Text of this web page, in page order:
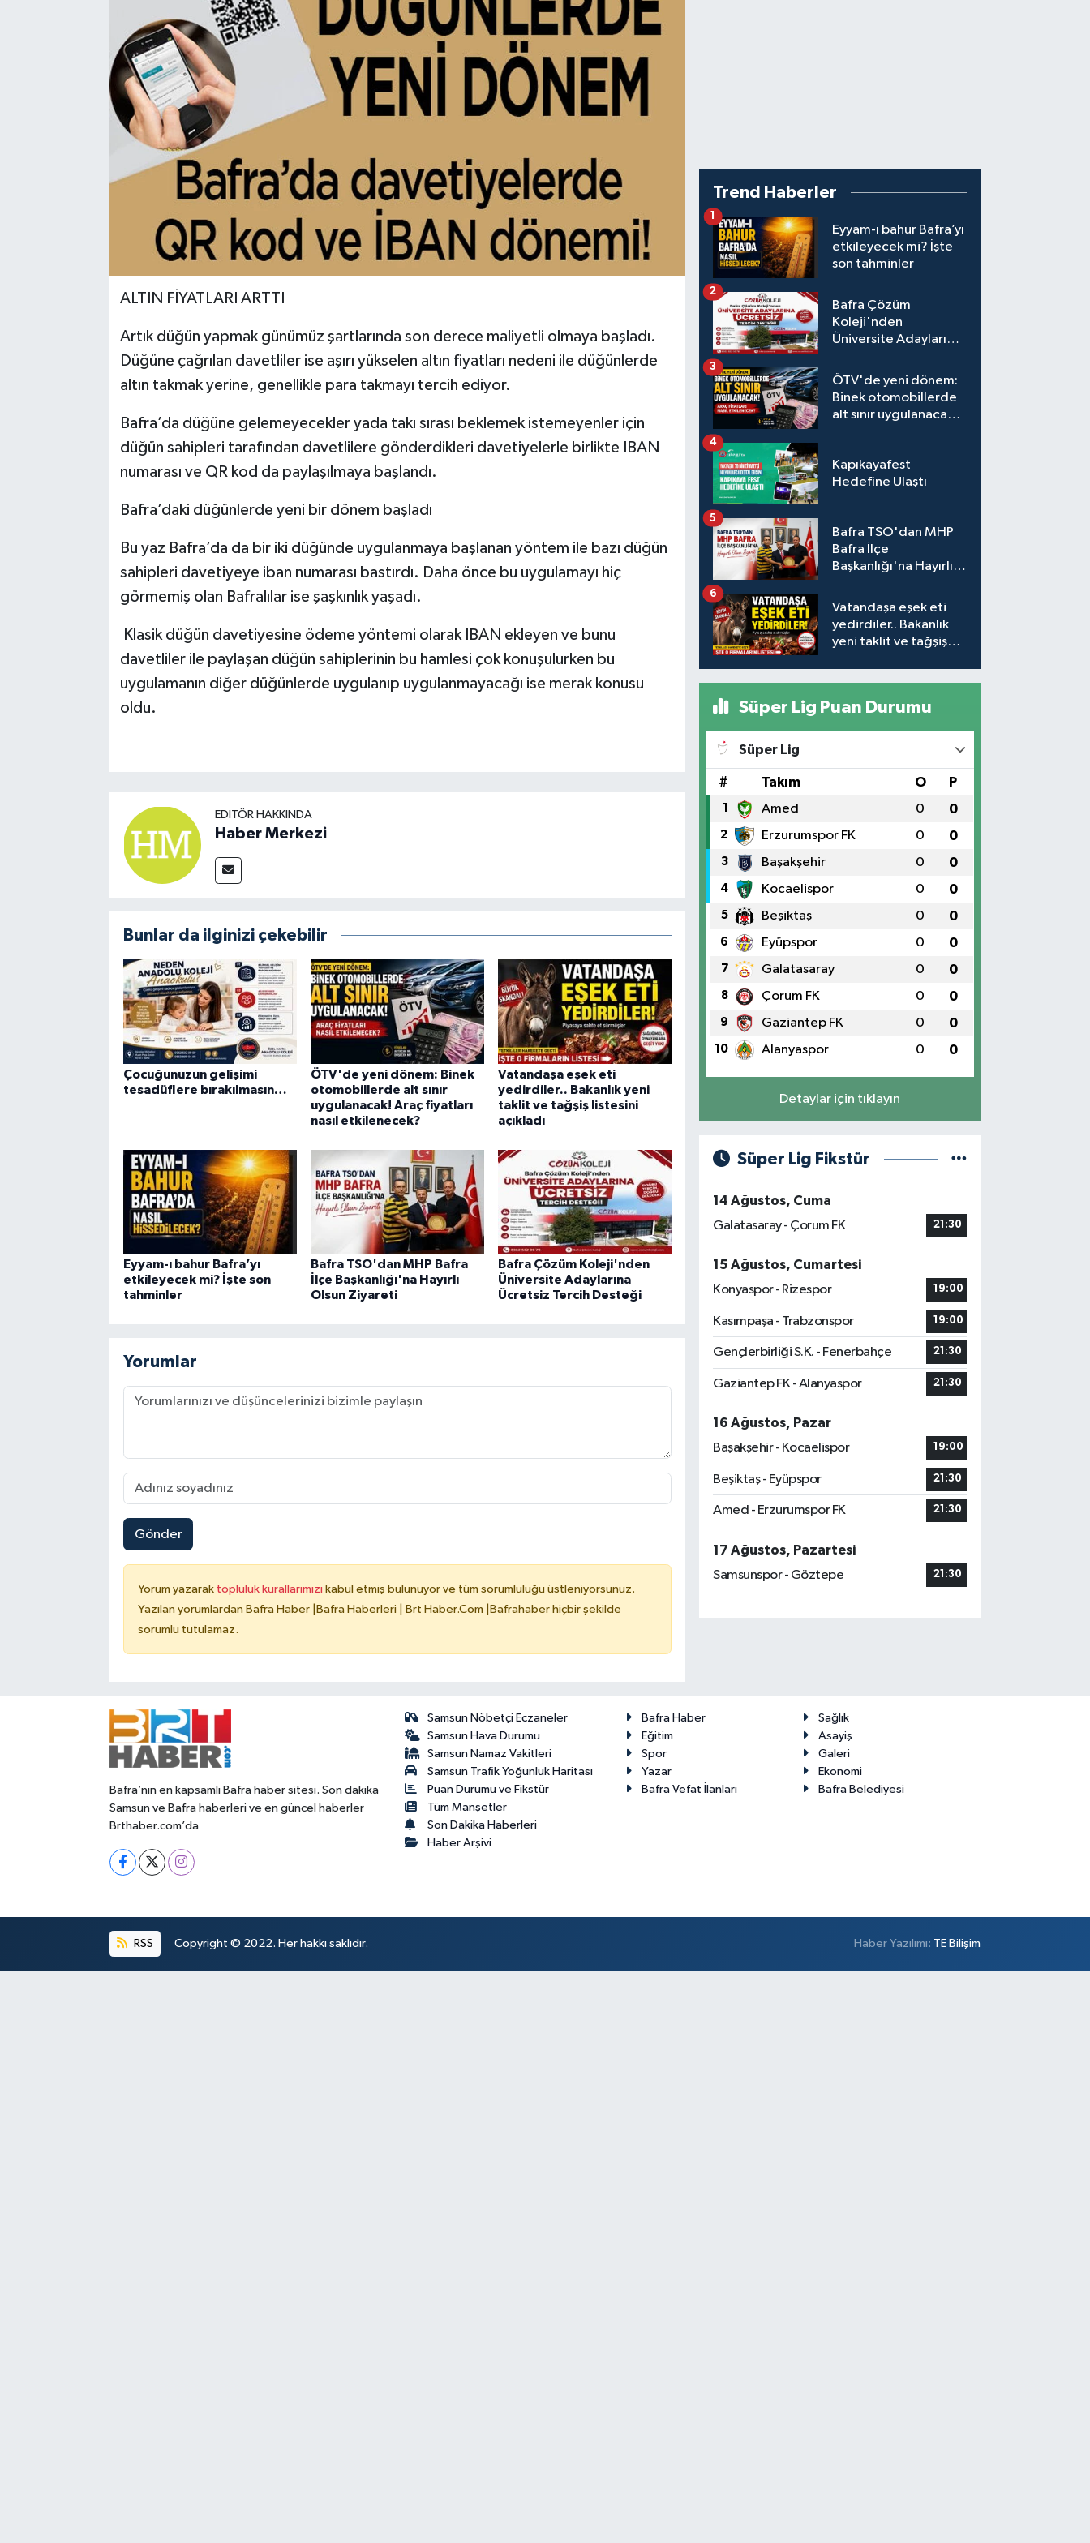
ALTIN FİYATLARI ARTTI
Artık düğün yapmak günümüz şartlarında son derece maliyetli olmaya başladı.
Düğüne çağrılan davetliler ise aşırı yükselen altın fiyatları nedeni ile düğünlerde
altın takmak yerine, genellikle para takmayı tercih ediyor.
Bafra’da düğüne gelemeyecekler yada takı sırası beklemek istemeyenler için
düğün sahipleri tarafından davetlilere gönderdikleri davetiyelerle birlikte IBAN
numarası ve QR kod da paylaşılmaya başlandı.
Bafra’daki düğünlerde yeni bir dönem başladı
Bu yaz Bafra’da da bir iki düğünde uygulanmaya başlanan yöntem ile bazı düğün
sahipleri davetiyeye iban numarası bastırdı. Daha önce bu uygulamayı hiç
görmemiş olan Bafralılar ise şaşkınlık yaşadı.
Klasik düğün davetiyesine ödeme yöntemi olarak IBAN ekleyen ve bunu
davetliler ile paylaşan düğün sahiplerinin bu hamlesi çok konuşulurken bu
uygulamanın diğer düğünlerde uygulanıp uygulanmayacağı ise merak konusu
oldu.
EDITÖR HAKKINDA
Haber Merkezi
Bunlar da ilginizi çekebilir
Çocuğunuzun gelişimi
tesadüflere bırakılmasın…
ÖTV'de yeni dönem: Binek
otomobillerde alt sınır
uygulanacak! Araç fiyatları
nasıl etkilenecek?
Vatandaşa eşek eti
yedirdiler.. Bakanlık yeni
taklit ve tağşiş listesini
açıkladı
Eyyam-ı bahur Bafra’yı
etkileyecek mi? İşte son
tahminler
Bafra TSO'dan MHP Bafra
İlçe Başkanlığı'na Hayırlı
Olsun Ziyareti
Bafra Çözüm Koleji'nden
Üniversite Adaylarına
Ücretsiz Tercih Desteği
Yorumlar
Gönder
Yorum yazarak topluluk kurallarımızı kabul etmiş bulunuyor ve tüm sorumluluğu üstleniyorsunuz.
Yazılan yorumlardan Bafra Haber |Bafra Haberleri | Brt Haber.Com |Bafrahaber hiçbir şekilde
sorumlu tutulamaz.
Trend Haberler
Eyyam-ı bahur Bafra’yı
etkileyecek mi? İşte
son tahminler
1
Bafra Çözüm
Koleji'nden
Üniversite Adaylarına
Desteği
2
ÖTV'de yeni dönem:
Binek otomobillerde
alt sınır uygulanacak!
3
Kapıkayafest
Hedefine Ulaştı
4
Bafra TSO'dan MHP
Bafra İlçe
Başkanlığı'na Hayırlı
5
Vatandaşa eşek eti
yedirdiler.. Bakanlık
yeni taklit ve tağşiş
6
Süper Lig Puan Durumu
Süper Lig
# Takım O P
1 Amed 0 0
2 Erzurumspor FK 0 0
3 Başakşehir 0 0
4 Kocaelispor 0 0
5 Beşiktaş 0 0
6 Eyüpspor 0 0
7 Galatasaray 0 0
8 Çorum FK 0 0
9 Gaziantep FK 0 0
10 Alanyaspor 0 0
Detaylar için tıklayın
Süper Lig Fikstür
14 Ağustos, Cuma
Galatasaray - Çorum FK
21:30
15 Ağustos, Cumartesi
Konyaspor - Rizespor
19:00
Kasımpaşa - Trabzonspor 19:00
Gençlerbirliği S.K. - Fenerbahçe 21:30
Gaziantep FK - Alanyaspor 21:30
16 Ağustos, Pazar
Başakşehir - Kocaelispor
19:00
Beşiktaş - Eyüpspor 21:30
Amed - Erzurumspor FK 21:30
17 Ağustos, Pazartesi
Samsunspor - Göztepe
21:30
Bafra’nın en kapsamlı Bafra haber sitesi. Son dakika
Samsun ve Bafra haberleri ve en güncel haberler
Brthaber.com’da
Samsun Nöbetçi Eczaneler
Samsun Hava Durumu
Samsun Namaz Vakitleri
Samsun Trafik Yoğunluk Haritası
Puan Durumu ve Fikstür
Tüm Manşetler
Son Dakika Haberleri
Haber Arşivi
Bafra Haber
Sağlık
Eğitim
Asayiş
Spor
Galeri
Yazar
Ekonomi
Bafra Vefat İlanları
Bafra Belediyesi
RSS Copyright © 2022. Her hakkı saklıdır. Haber Yazılımı: TE Bilişim